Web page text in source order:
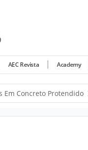
AEC Revista Academy
Em Concreto Protendido